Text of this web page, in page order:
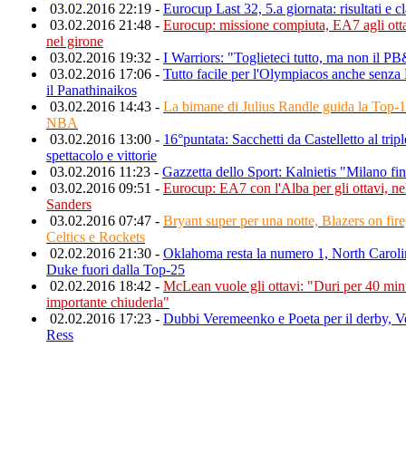
03.02.2016 22:19 - Eurocup Last 32, 5.a giornata: risultati e
03.02.2016 21:48 - Eurocup: missione compiuta, EA7 agli
nel girone
03.02.2016 19:32 - I Warriors: "Toglieteci tutto, ma non il
03.02.2016 17:06 - Tutto facile per l'Olympiacos anche senza
il Panathinaikos
03.02.2016 14:43 - La bimane di Julius Randle guida la Top-
NBA
03.02.2016 13:00 - 16°puntata: Sacchetti da Castelletto al
spettacolo e vittorie
03.02.2016 11:23 - Gazzetta dello Sport: Kalnietis "Milano
03.02.2016 09:51 - Eurocup: EA7 con l'Alba per gli ottavi,
Sanders
03.02.2016 07:47 - Bryant super per una notte, Blazers on
Celtics e Rockets
02.02.2016 21:30 - Oklahoma resta la numero 1, North
Duke fuori dalla Top-25
02.02.2016 18:42 - McLean vuole gli ottavi: "Duri per 40
importante chiuderla"
02.02.2016 17:23 - Dubbi Veremeenko e Poeta per il derby,
Ress